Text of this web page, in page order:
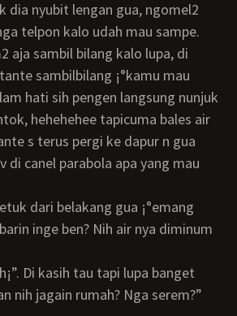
dia nyubit lengan gua, ngomel2
telpon kalo udah mau sampe.
sambilbilang ¡°kamu mau
hati sih pengen langsung nunjuk
hehehehee tapicuma bales air
s terus pergi ke dapur n gua
di canel parabola apa yang mau
inge ben? Nih air nya diminum
nih jagain rumah? Nga serem?”